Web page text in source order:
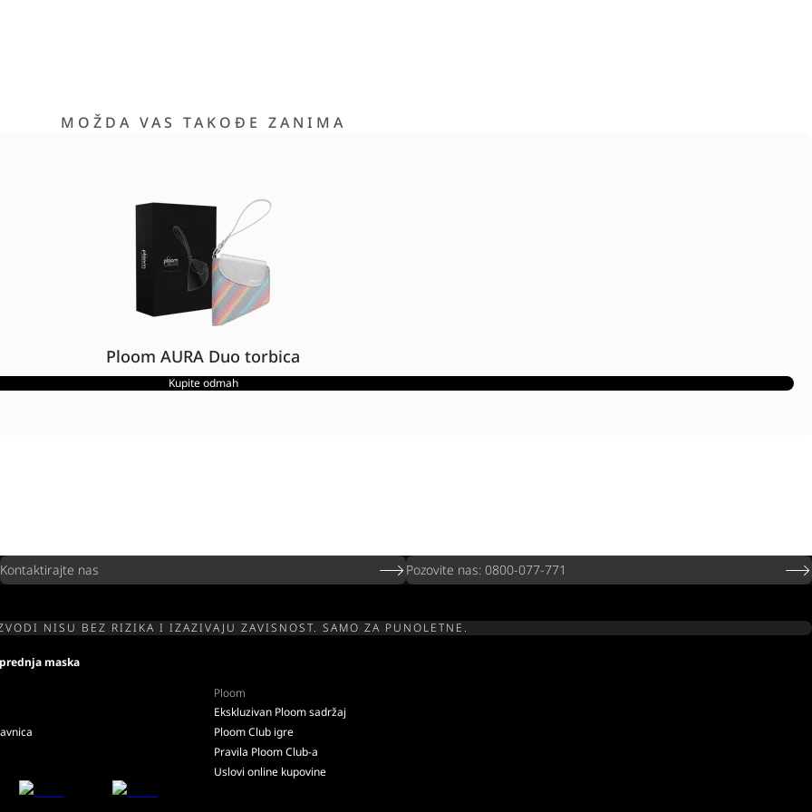
MOŽDA VAS TAKOĐE ZANIMA
Ploom AURA Duo torbica
Kupite odmah
Kontaktirajte nas Pozovite nas: 0800-077-771
NISU BEZ RIZIKA I IZAZIVAJU ZAVISNOST. SAMO ZA PUNOLETNE.
maska
Ploom
Ekskluzivan Ploom sadržaj
Ploom Club igre
Pravila Ploom Club-a
Uslovi online kupovine